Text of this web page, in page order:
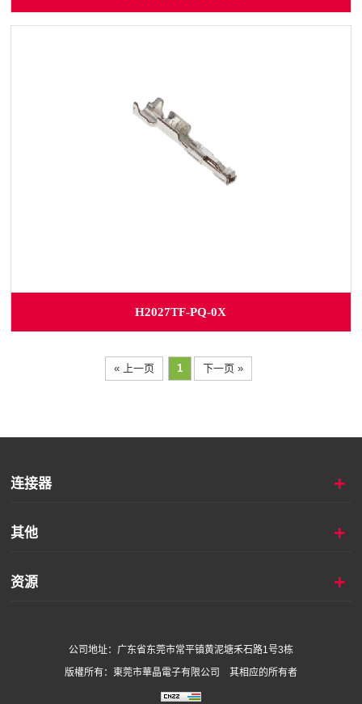
H2027TF-PQ-0X
« 上一页 1 下一页 »
连接器 +
其他 +
资源 +
公司地址： 广东省东莞市常平镇黄泥塘禾石路1号3栋
版權所有：東莞市華晶電子有限公司 其相应的所有者